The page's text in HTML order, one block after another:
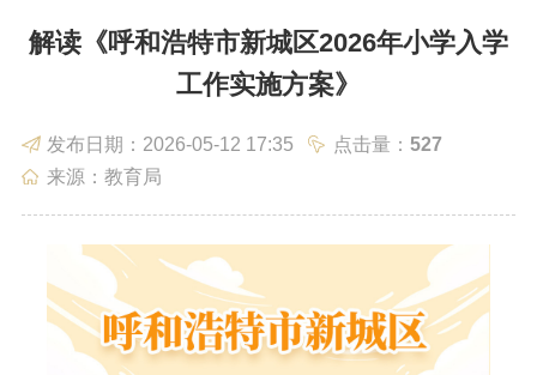
政务服务 政民互动
数据发布 走进新城
政策解读
解读《呼和浩特市新城区2026年小学入学
工作实施方案》
发布日期：2026-05-12 17:35 点击量： 527
来源：教育局